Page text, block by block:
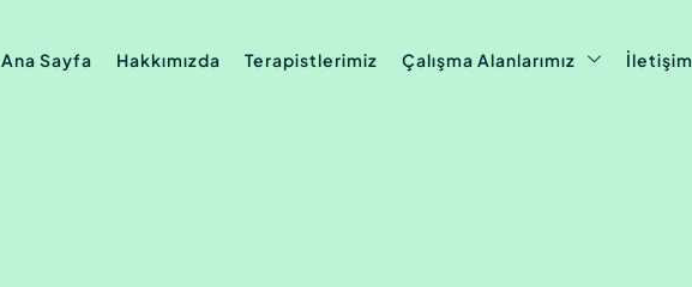
Ana Sayfa Hakkımızda Terapistlerimiz Çalışma Alanlarımız İletişim